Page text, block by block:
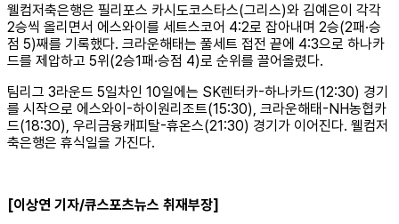
웰컴저축은행은 필리포스 카시도코스타스(그리스)와 김예은이 각각
2승씩 올리면서 에스와이를 세트스코어 4:2로 잡아내며 2승(2패·승
점 5)째를 기록했다. 크라운해태는 풀세트 접전 끝에 4:3으로 하나카
드를 제압하고 5위(2승1패·승점 4)로 순위를 끌어올렸다.
팀리그 3라운드 5일차인 10일에는 SK렌터카-하나카드(12:30) 경기
를 시작으로 에스와이-하이원리조트(15:30), 크라운해태-NH농협카
드(18:30), 우리금융캐피탈-휴온스(21:30) 경기가 이어진다. 웰컴저
축은행은 휴식일을 가진다.
[이상연 기자/큐스포츠뉴스 취재부장]